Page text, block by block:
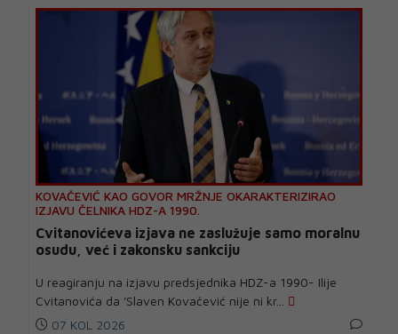
KOVAČEVIĆ KAO GOVOR MRŽNJE OKARAKTERIZIRAO
IZJAVU ČELNIKA HDZ-A 1990.
Cvitanovićeva izjava ne zaslužuje samo moralnu
osudu, već i zakonsku sankciju
U reagiranju na izjavu predsjednika HDZ-a 1990- Ilije
Cvitanovića da 'Slaven Kovačević nije ni kr...
07 KOL 2026